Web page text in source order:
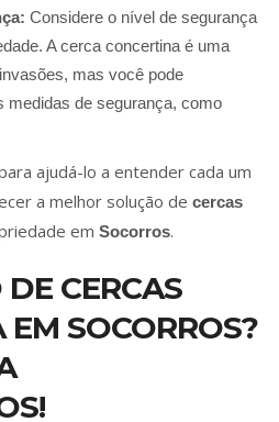
Considere o nível de segurança
A cerca concertina é uma
mas você pode
medidas de segurança, como
ajudá-lo a entender cada um
a melhor solução de cercas
em Socorros.
CERCAS
EM SOCORROS?